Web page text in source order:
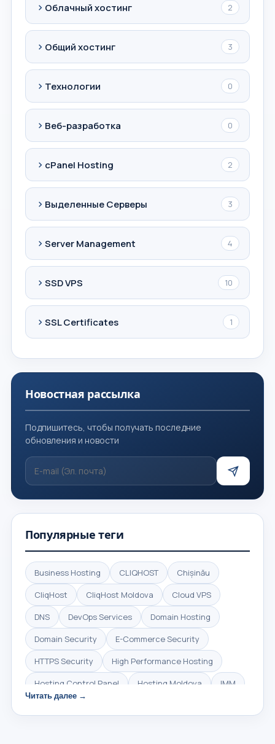
Облачный хостинг 2
Общий хостинг 3
Технологии 0
Веб-разработка 0
cPanel Hosting 2
Выделенные Серверы 3
Server Management 4
SSD VPS 10
SSL Certificates 1
Новостная рассылка
Подпишитесь, чтобы получать последние
обновления и новости
Популярные теги
Business Hosting CLIQHOST
Chișinău
CliqHost
CliqHost Moldova
Cloud VPS
DNS
DevOps Services
Domain Hosting
Domain Security
E-Commerce Security
HTTPS Security
High Performance Hosting
Hosting Control Panel
Hosting Moldova
IMM
Читать далее →